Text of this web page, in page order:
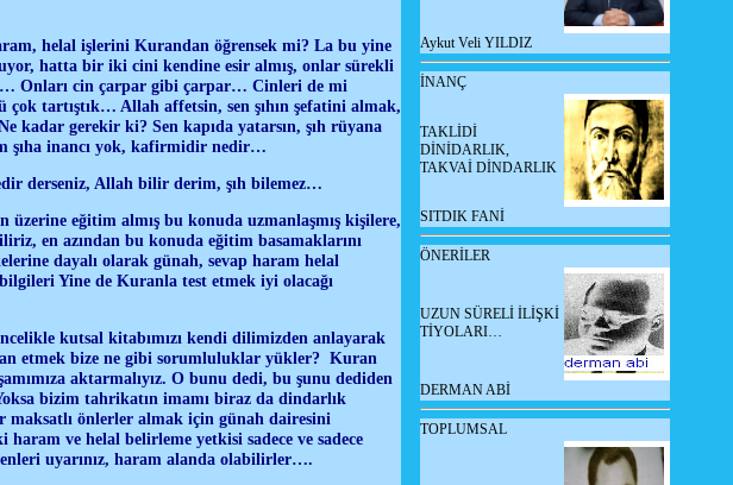
helal işlerini Kurandan öğrensek mi? La bu yine
hatta bir iki cini kendine esir almış, onlar sürekli
Onları cin çarpar gibi çarpar… Cinleri de mi
tartıştık… Allah affetsin, sen şıhın şefatini almak,
kadar gerekir ki? Sen kapıda yatarsın, şıh rüyana
şıha inancı yok, kafirmidir nedir…
derseniz, Allah bilir derim, şıh bilemez…
eğitim almış bu konuda uzmanlaşmış kişilere,
en azından bu konuda eğitim basamaklarını
dayalı olarak günah, sevap haram helal
Yine de Kuranla test etmek iyi olacağı
kutsal kitabımızı kendi dilimizden anlayarak
etmek bize ne gibi sorumluluklar yükler? Kuran
aktarmalıyız. O bunu dedi, bu şunu dediden
bizim tahrikatın imamı biraz da dindarlık
önlerler almak için günah dairesini
ve helal belirleme yetkisi sadece ve sadece
uyarınız, haram alanda olabilirler….
Aykut Veli YILDIZ
İNANÇ
TAKLİDİ
DİNİDARLIK,
TAKVAİ DİNDARLIK
SITDIK FANİ
ÖNERİLER
UZUN SÜRELİ İLİŞKİ
TİYOLARI…
DERMAN ABİ
TOPLUMSAL